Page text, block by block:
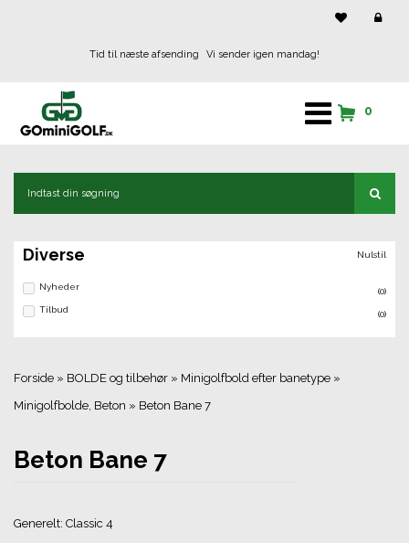
Tid til næste afsending Vi sender igen mandag!
0
Diverse Nulstil
Nyheder
(0)
Tilbud
(0)
Forside » BOLDE og tilbehør » Minigolfbold efter banetype »
Minigolfbolde, Beton » Beton Bane 7
Beton Bane 7
Generelt: Classic 4